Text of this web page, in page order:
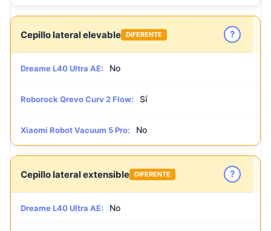
Cepillo lateral elevable DIFERENTE ?
Dreame L40 Ultra AE: No
Roborock Qrevo Curv 2 Flow: Sí
Xiaomi Robot Vacuum 5 Pro: No
Cepillo lateral extensible DIFERENTE ?
Dreame L40 Ultra AE: No